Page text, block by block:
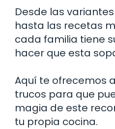
Desde las
hasta las recetas
cada familia tiene
hacer que esta
Aquí te ofrecemos
trucos para que
magia de este
tu propia cocina.